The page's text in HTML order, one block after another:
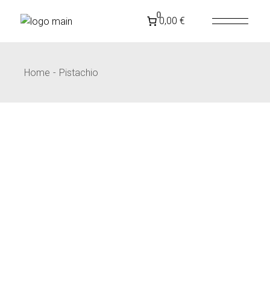
00,00 €
Home Pistachio
SPEDIZIONE GRATUITA IN ITALIAPER ORDINI
SUPERIORI A 79€